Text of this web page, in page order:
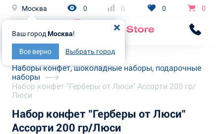
Москва
Ваш город Москва!
Все верно Выбрать город
0 0 0 0
Главная
Каталог
Наборы конфет, шоколадные наборы, подарочные
наборы
Набор конфет "Герберы от Люси" Ассорти 200 гр/
Люси
Набор конфет "Герберы от Люси"
Ассорти 200 гр/Люси